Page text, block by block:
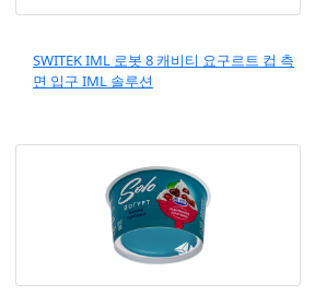
SWITEK IML 로봇 8 캐비티 요구르트 컵 측
면 입구 IML 솔루션